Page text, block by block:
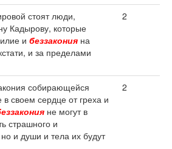
стоят люди,
Кадырову, которые
и беззакония на
и за пределами
2
собирающейся
в своем сердце от греха и
не могут в
страшного и
и души и тела их будут
2